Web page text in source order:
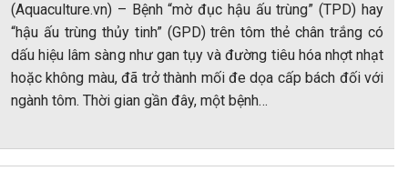
(Aquaculture.vn) – Bệnh “mờ đục hậu ấu trùng” (TPD) hay
“hậu ấu trùng thủy tinh” (GPD) trên tôm thẻ chân trắng có
dấu hiệu lâm sàng như gan tụy và đường tiêu hóa nhợt nhạt
hoặc không màu, đã trở thành mối đe dọa cấp bách đối với
ngành tôm. Thời gian gần đây, một bệnh…